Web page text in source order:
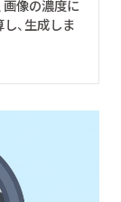
画像の濃度に
、生成しま